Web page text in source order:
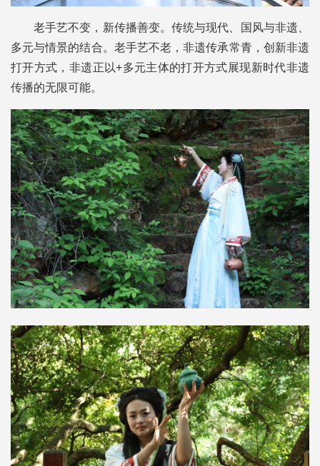
老手艺不变，新传播善变。传统与现代、国风与非遗、
多元与情景的结合。老手艺不老，非遗传承常青，创新非遗
打开方式，非遗正以+多元主体的打开方式展现新时代非遗
传播的无限可能。